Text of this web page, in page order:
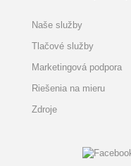
Naše služby
Tlačové služby
Marketingová podpora
Riešenia na mieru
Zdroje